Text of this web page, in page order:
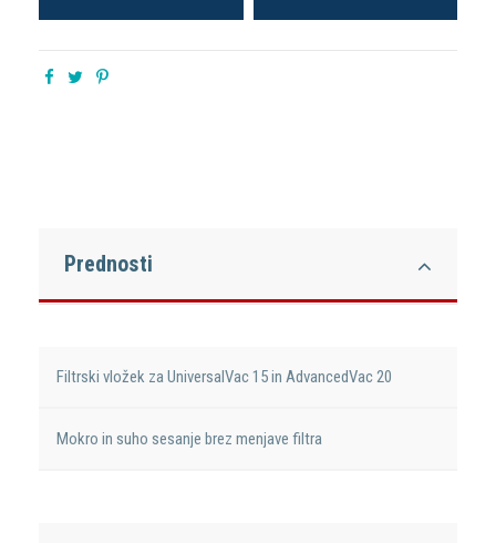
Prednosti
Filtrski vložek za UniversalVac 15 in AdvancedVac 20
Mokro in suho sesanje brez menjave filtra